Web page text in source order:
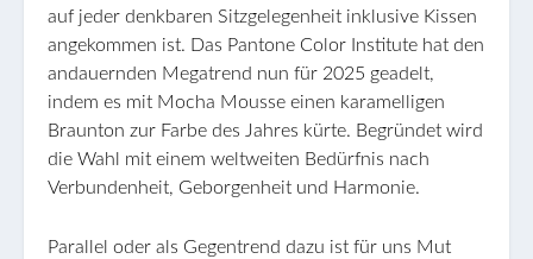
auf jeder denkbaren Sitzgelegenheit inklusive Kissen
angekommen ist. Das Pantone Color Institute hat den
andauernden Megatrend nun für 2025 geadelt,
indem es mit Mocha Mousse einen karamelligen
Braunton zur Farbe des Jahres kürte. Begründet wird
die Wahl mit einem weltweiten Bedürfnis nach
Verbundenheit, Geborgenheit und Harmonie.
Parallel oder als Gegentrend dazu ist für uns Mut